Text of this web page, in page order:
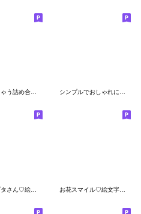
毎日使えちゃう詰め合わせ♡ シンプルでおしゃれに♡【ミニ絵文字 2】
お花スマイル♡絵文字♡ミニスタンプ